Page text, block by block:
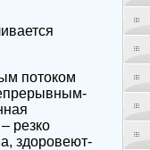
потоком
резко
здоровеют-